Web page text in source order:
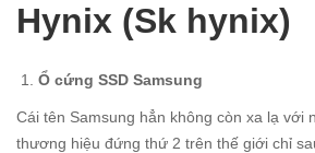
Hynix (Sk hynix)
Ổ cứng SSD Samsung
Cái tên Samsung hẳn không còn xa lạ với
thương hiệu đứng thứ 2 trên thế giới chỉ